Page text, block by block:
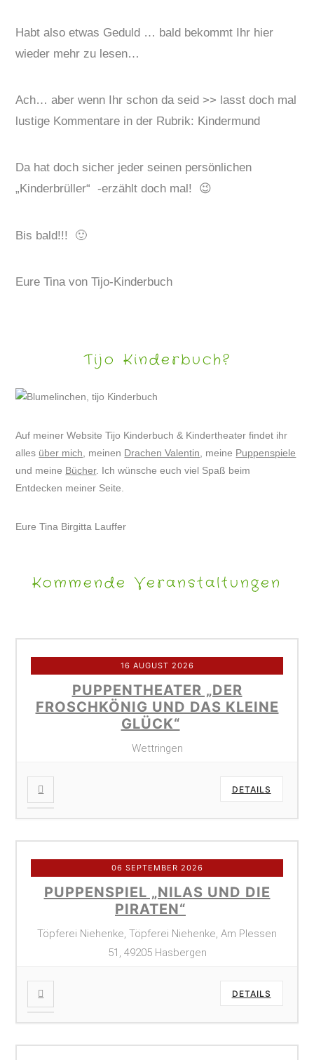
Habt also etwas Geduld … bald bekommt Ihr hier
wieder mehr zu lesen…
Ach… aber wenn Ihr schon da seid >> lasst doch mal
lustige Kommentare in der Rubrik: Kindermund
Da hat doch sicher jeder seinen persönlichen
„Kinderbrüller“ -erzählt doch mal! 😉
Bis bald!!! 🙂
Eure Tina von Tijo-Kinderbuch
Tijo Kinderbuch?
Auf meiner Website Tijo Kinderbuch & Kindertheater findet ihr
alles über mich , meinen Drachen Valentin , meine Puppenspiele
und meine Bücher. Ich wünsche euch viel Spaß beim
Entdecken meiner Seite.
Eure Tina Birgitta Lauffer
Kommende Veranstaltungen
16 AUGUST 2026
PUPPENTHEATER „DER
FROSCHKÖNIG UND DAS KLEINE
GLÜCK“
Wettringen
DETAILS
06 SEPTEMBER 2026
PUPPENSPIEL „NILAS UND DIE
PIRATEN“
Töpferei Niehenke, Töpferei Niehenke, Am Plessen
51, 49205 Hasbergen
DETAILS